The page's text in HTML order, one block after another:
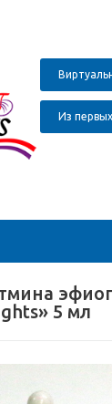
Из
5 мл